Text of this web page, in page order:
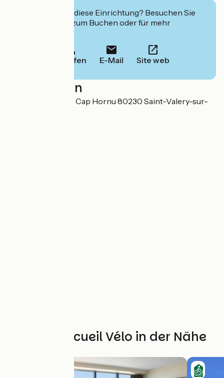
Interessiert Sie diese Einrichtung? Besuchen Sie
deren Website zum Buchen oder für mehr
Anrufen E-Mail Site web
Localisation
1350 Chaussée du Cap Hornu 80230 Saint-Valery-sur-
Weitere Accueil Vélo in der Nähe